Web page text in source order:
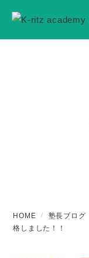
HOME 塾長ブログ
格しました！！